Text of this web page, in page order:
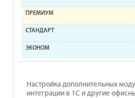
Настройка дополнительных
интеграции в 1С и другие